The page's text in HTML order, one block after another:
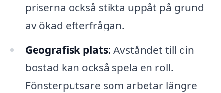
priserna också stikta uppåt på grund
av ökad efterfrågan.
Geografisk plats: Avståndet till din
bostad kan också spela en roll.
Fönsterputsare som arbetar längre